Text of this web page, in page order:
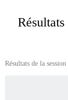
Résultats de la